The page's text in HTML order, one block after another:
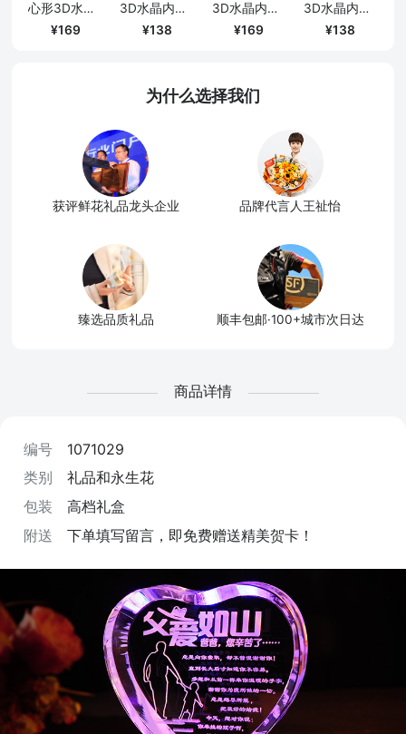
心形3D水晶内雕陪你走到老
169
3D水晶内雕-射手座
138
3D水晶内雕妈妈我爱你
169
3D水晶内雕-巨蟹座
138
为什么选择我们
获评鲜花礼品龙头企业 品牌代言人王祉怡
臻选品质礼品 顺丰包邮·100+城市次日达
商品详情
编号
1071029
类别
礼品和永生花
包装
高档礼盒
附送
下单填写留言，即免费赠送精美贺卡！